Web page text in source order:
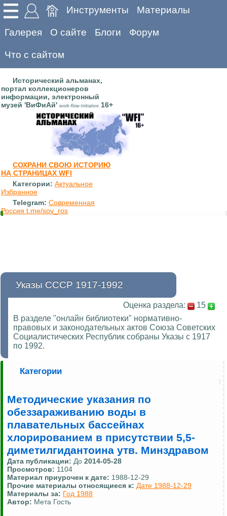
Инструменты Материалы
Галерея О сайте Блоги Форум
Что с сайтом
Исторический альманах,
портал коллекционеров
информации, электронный
музей 'ВиФиАй' work-flow-Initiative 16+
СОХРАНИ СВОЮ ИСТОРИЮ
НА СТРАНИЦАХ WFI
Категории: Актуальное
Избранное
Telegram: Современная
Россия t.me/sov_ros
Указы СССР 1917-1992
Оценка раздела:
15
В разделе "онлайн библиотеки" нормативно-
правовых и законодательных актов Союза Советских
Социалистических Республик собраны Указы с 1917
по 1992.
Категории
Методические указания по
обеззараживанию воды в
плавательных бассейнах
хлорированием в присутствии 5,5-
диметилгидантоина утв. Минздравом
Дата публикации: До 2014-05-28
Просмотров: 1104
Материал приурочен к дате: 1988-12-29
Прочие материалы относящиеся к: Дате 1988-12-29
Материалы за: Год 1988
Автор: Мета Гость